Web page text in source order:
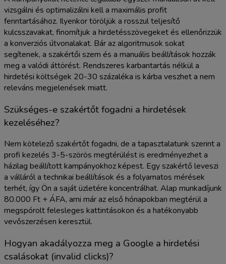
vizsgálni és optimalizálni kell a maximális profit
fenntartásához. Ilyenkor töröljük a rosszul teljesítő
kulcsszavakat, finomítjuk a hirdetésszövegeket és ellenőrizzük
a konverziós útvonalakat. Bár az algoritmusok sokat
segítenek, a szakértői szem és a manuális beállítások hozzák
meg a valódi áttörést. Rendszeres karbantartás nélkül a
hirdetési költségek 20-30 százaléka is kárba veszhet a nem
releváns megjelenések miatt.
Szükséges-e szakértőt fogadni a hirdetések
kezeléséhez?
Nem kötelező szakértőt fogadni, de a tapasztalatunk szerint a
profi kezelés 3-5-szörös megtérülést is eredményezhet a
házilag beállított kampányokhoz képest. Egy szakértő leveszi
a válláról a technikai beállítások és a folyamatos mérések
terhét, így Ön a saját üzletére koncentrálhat. Alap munkadíjunk
80.000 Ft + ÁFA, ami már az első hónapokban megtérül a
megspórolt felesleges kattintásokon és a hatékonyabb
vevőszerzésen keresztül.
Hogyan akadályozza meg a Google a hirdetési
csalásokat (invalid clicks)?